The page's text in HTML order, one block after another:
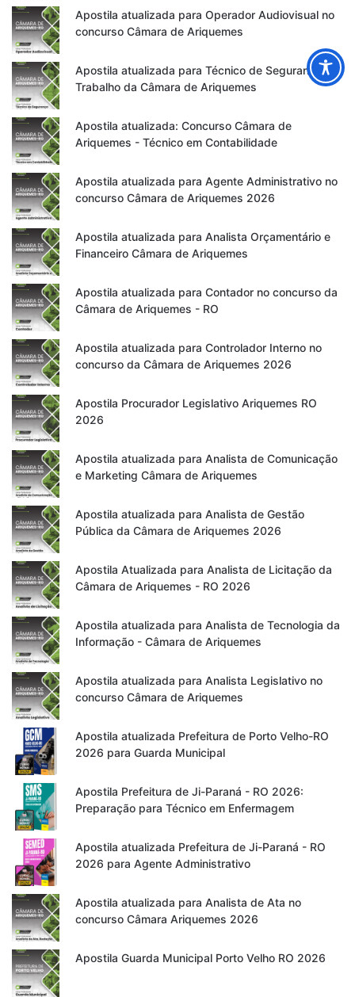
Apostila atualizada para Operador Audiovisual no
concurso Câmara de Ariquemes
Apostila atualizada para Técnico de Segurança do
Trabalho da Câmara de Ariquemes
Apostila atualizada: Concurso Câmara de
Ariquemes - Técnico em Contabilidade
Apostila atualizada para Agente Administrativo no
concurso Câmara de Ariquemes 2026
Apostila atualizada para Analista Orçamentário e
Financeiro Câmara de Ariquemes
Apostila atualizada para Contador no concurso da
Câmara de Ariquemes - RO
Apostila atualizada para Controlador Interno no
concurso da Câmara de Ariquemes 2026
Apostila Procurador Legislativo Ariquemes RO
2026
Apostila atualizada para Analista de Comunicação
e Marketing Câmara de Ariquemes
Apostila atualizada para Analista de Gestão
Pública da Câmara de Ariquemes 2026
Apostila Atualizada para Analista de Licitação da
Câmara de Ariquemes - RO 2026
Apostila atualizada para Analista de Tecnologia da
Informação - Câmara de Ariquemes
Apostila atualizada para Analista Legislativo no
concurso Câmara de Ariquemes
Apostila atualizada Prefeitura de Porto Velho-RO
2026 para Guarda Municipal
Apostila Prefeitura de Ji-Paraná - RO 2026:
Preparação para Técnico em Enfermagem
Apostila atualizada Prefeitura de Ji-Paraná - RO
2026 para Agente Administrativo
Apostila atualizada para Analista de Ata no
concurso Câmara Ariquemes 2026
Apostila Guarda Municipal Porto Velho RO 2026